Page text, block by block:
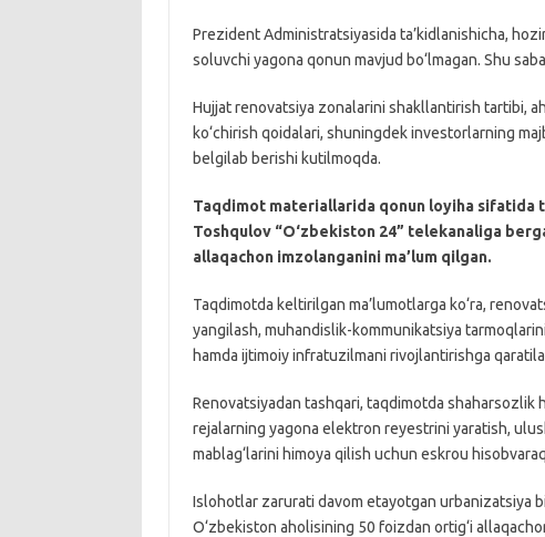
Prezident Administratsiyasida ta’kidlanishicha,
soluvchi yagona qonun mavjud bo‘lmagan. Shu
Hujjat renovatsiya zonalarini shakllantirish tartibi,
ko‘chirish qoidalari, shuningdek investorlarning
belgilab berishi kutilmoqda.
Taqdimot materiallarida qonun loyiha sifatida
Toshqulov “O‘zbekiston 24” telekanaliga
allaqachon imzolanganini ma’lum qilgan.
Taqdimotda keltirilgan ma’lumotlarga ko‘ra,
yangilash, muhandislik-kommunikatsiya
hamda ijtimoiy infratuzilmani rivojlantirishga
Renovatsiyadan tashqari, taqdimotda shaharsozlik
rejalarning yagona elektron reyestrini yaratish,
mablag‘larini himoya qilish uchun eskrou
Islohotlar zarurati davom etayotgan urbanizatsiya
O‘zbekiston aholisining 50 foizdan ortig‘i